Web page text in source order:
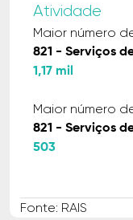
Atividade
Maior número
821 - Serviços
1,17 mil
Maior número
821 - Serviços
503
Fonte: RAIS